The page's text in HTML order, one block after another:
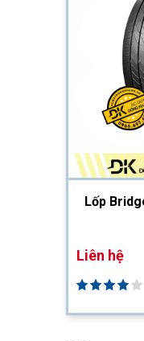
Lốp
Liên hệ